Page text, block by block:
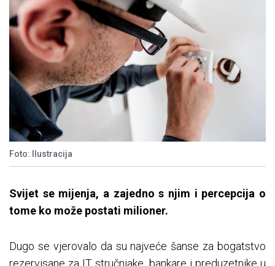
Foto: Ilustracija
Svijet se mijenja, a zajedno s njim i percepcija o
tome ko može postati milioner.
Dugo se vjerovalo da su najveće šanse za bogatstvo
rezervisane za IT stručnjake, bankare i preduzetnike u